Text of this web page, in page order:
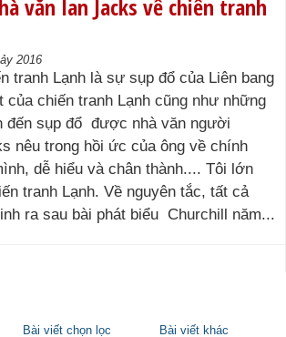
văn Ian Jacks về chiến tranh
2016
tranh Lạnh là sự sụp đổ của Liên bang
của chiến tranh Lạnh cũng như những
đến sụp đổ được nhà văn người
nêu trong hồi ức của ông về chính
dễ hiểu và chân thành.... Tôi lớn
tranh Lạnh. Về nguyên tắc, tất cả
ra sau bài phát biểu Churchill năm...
Bài viết chọn lọc
Bài viết khác